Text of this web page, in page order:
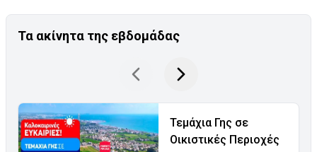
Τα ακίνητα της εβδομάδας
Τεμάχια Γης σε
Οικιστικές Περιοχές